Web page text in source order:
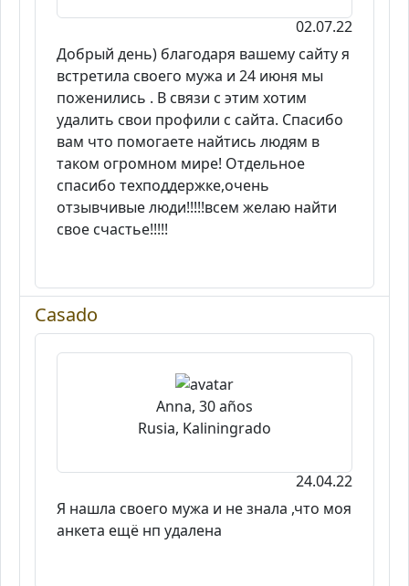
02.07.22
Добрый день) благодаря вашему сайту я
встретила своего мужа и 24 июня мы
поженились . В связи с этим хотим
удалить свои профили с сайта. Спасибо
вам что помогаете найтись людям в
таком огромном мире! Отдельное
спасибо техподдержке,очень
отзывчивые люди!!!!!всем желаю найти
свое счастье!!!!!
Casado
Anna, 30 años
Rusia, Kaliningrado
24.04.22
Я нашла своего мужа и не знала ,что моя
анкета ещё нп удалена